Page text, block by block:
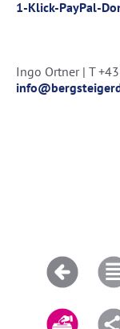
1-Klick-PayPal-
Ingo Ortner | T